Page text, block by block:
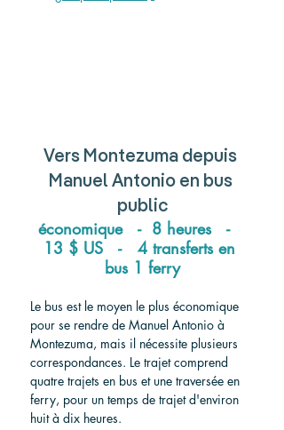
Vers Montezuma depuis
Manuel Antonio en bus
public
économique   -  8 heures   -
13 $ US   -   4 transferts en
bus 1 ferry
Le bus est le moyen le plus économique
pour se rendre de Manuel Antonio à
Montezuma, mais il nécessite plusieurs
correspondances. Le trajet comprend
quatre trajets en bus et une traversée en
ferry, pour un temps de trajet d'environ
huit à dix heures.